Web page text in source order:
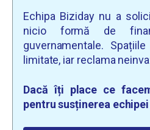
Echipa Biziday nu a
nicio formă de
guvernamentale.
limitate, iar reclama
Dacă îți place ce
pentru susținerea